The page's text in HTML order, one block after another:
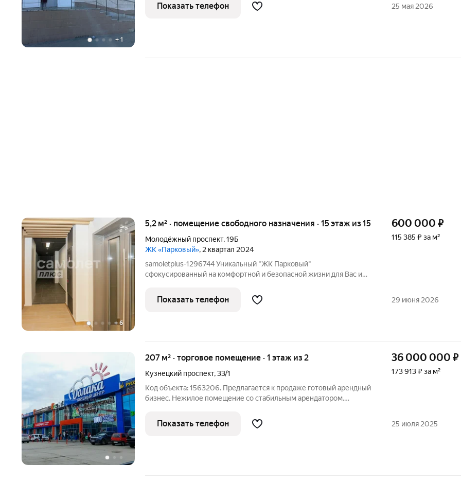
+ 1
пешеходном и
Показать телефон 25 мая 2026
+6
5,2 м² · помещение свободного назначения · 15 этаж из 15
Молодёжный проспект,19Б
ЖК «Парковый», 2 квартал 2024
samoletplus-1296744 Уникальный "ЖК Парковый"
сфокусированный на комфортной и безопасной жизни для Вас и
для хранения крупных сезонных вещей: (резина, велосипед, санки
и др.) сохранит свободное
600 000 ₽
115 385 ₽ за м²
Показать телефон 29 июня 2026
207 м² · торговое помещение · 1 этаж из 2
Кузнецкий проспект,33/1
Код объекта: 1563206. Предлагается к продаже готовый арендный
бизнес. Нежилое помещение со стабильным арендатором.
коммунальные расходы оплачивает арендатор. Срок окупаемости
- менее 10 лет !!!
36 000 000 ₽
173 913 ₽ за м²
Показать телефон 25 июля 2025